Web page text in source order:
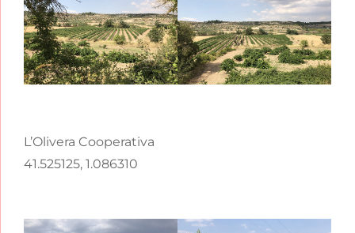
L’Olivera Cooperativa
41.525125, 1.086310